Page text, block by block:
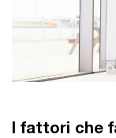
I fattori che